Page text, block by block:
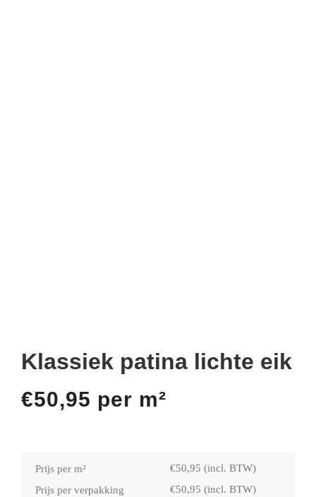
Klassiek patina lichte eik
€50,95 per m²
Prijs per m² €50,95 (incl. BTW)
Prijs per verpakking
€50,95 (incl. BTW)